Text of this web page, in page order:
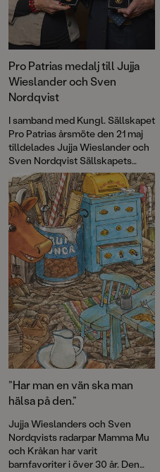
Pro Patrias medalj till Jujja
Wieslander och Sven
Nordqvist
I samband med Kungl. Sällskapet
Pro Patrias årsmöte den 21 maj
tilldelades Jujja Wieslander och
Sven Nordqvist Sällskapets
guldmedalj För medborgerliga
förtjänster i 8:e storleken.
”Har man en vän ska man
hälsa på den.”
Jujja Wieslanders och Sven
Nordqvists radarpar Mamma Mu
och Kråkan har varit
barnfavoriter i över 30 år. Den